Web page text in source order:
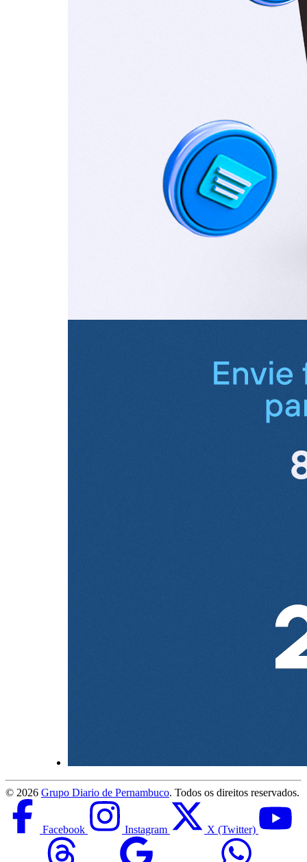
© 2026 Grupo Diario de Pernambuco. Todos os direitos reservados.
Facebook Instagram X (Twitter)